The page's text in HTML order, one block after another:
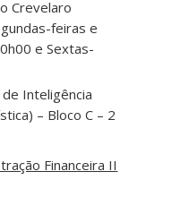
Crevelaro
feiras e
e Sextas-
Inteligência
– Bloco C – 2
Financeira II